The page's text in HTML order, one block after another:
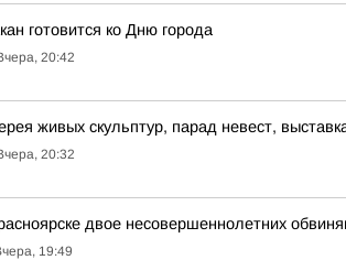
готовится ко Дню города
20:42
живых скульптур, парад невест,
20:32
двое несовершеннолетних
19:49